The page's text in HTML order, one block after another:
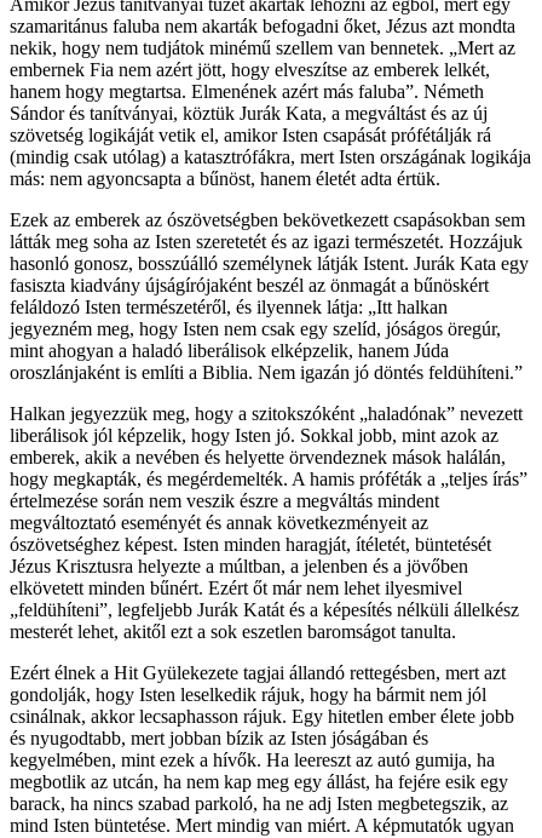
szamaritánus faluba nem akarták befogadni őket, Jézus azt mondta
nekik, hogy nem tudjátok minémű szellem van bennetek. „Mert az
embernek Fia nem azért jött, hogy elveszítse az emberek lelkét,
hanem hogy megtartsa. Elmenének azért más faluba”. Németh
Sándor és tanítványai, köztük Jurák Kata, a megváltást és az új
szövetség logikáját vetik el, amikor Isten csapását prófétálják rá
(mindig csak utólag) a katasztrófákra, mert Isten országának logikája
más: nem agyoncsapta a bűnöst, hanem életét adta értük.
Ezek az emberek az ószövetségben bekövetkezett csapásokban sem
látták meg soha az Isten szeretetét és az igazi természetét. Hozzájuk
hasonló gonosz, bosszúálló személynek látják Istent. Jurák Kata egy
fasiszta kiadvány újságírójaként beszél az önmagát a bűnöskért
feláldozó Isten természetéről, és ilyennek látja: „Itt halkan
jegyezném meg, hogy Isten nem csak egy szelíd, jóságos öregúr,
mint ahogyan a haladó liberálisok elképzelik, hanem Júda
oroszlánjaként is említi a Biblia. Nem igazán jó döntés feldühíteni.”
Halkan jegyezzük meg, hogy a szitokszóként „haladónak” nevezett
liberálisok jól képzelik, hogy Isten jó. Sokkal jobb, mint azok az
emberek, akik a nevében és helyette örvendeznek mások halálán,
hogy megkapták, és megérdemelték. A hamis próféták a „teljes írás”
értelmezése során nem veszik észre a megváltás mindent
megváltoztató eseményét és annak következményeit az
ószövetséghez képest. Isten minden haragját, ítéletét, büntetését
Jézus Krisztusra helyezte a múltban, a jelenben és a jövőben
elkövetett minden bűnért. Ezért őt már nem lehet ilyesmivel
„feldühíteni”, legfeljebb Jurák Katát és a képesítés nélküli állelkész
mesterét lehet, akitől ezt a sok eszetlen baromságot tanulta.
Ezért élnek a Hit Gyülekezete tagjai állandó rettegésben, mert azt
gondolják, hogy Isten leselkedik rájuk, hogy ha bármit nem jól
csinálnak, akkor lecsaphasson rájuk. Egy hitetlen ember élete jobb
és nyugodtabb, mert jobban bízik az Isten jóságában és
kegyelmében, mint ezek a hívők. Ha leereszt az autó gumija, ha
megbotlik az utcán, ha nem kap meg egy állást, ha fejére esik egy
barack, ha nincs szabad parkoló, ha ne adj Isten megbetegszik, az
mind Isten büntetése. Mert mindig van miért. A képmutatók ugyan